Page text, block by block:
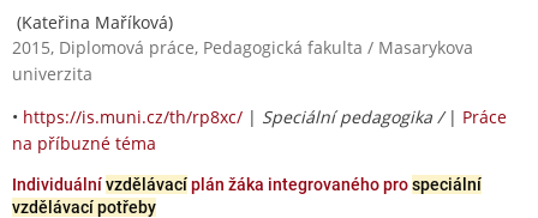
(Kateřina Maříková)
2015, Diplomová práce, Pedagogická fakulta / Masarykova
univerzita
• https://is.muni.cz/th/rp8xc/ | Speciální pedagogika / | Práce
na příbuzné téma
Individuálnívzdělávacíplán žáka integrovaného prospeciální
vzdělávací potřeby